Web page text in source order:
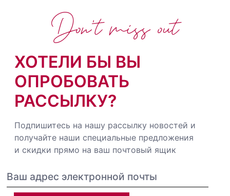
ХОТЕЛИ БЫ ВЫ
ОПРОБОВАТЬ
РАССЫЛКУ?
Подпишитесь на нашу рассылку новостей и
получайте наши специальные предложения
и скидки прямо на ваш почтовый ящик
Don't miss out